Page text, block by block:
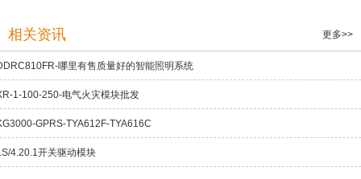
相关资讯 更多>>
哪里有售质量好的智能照明系统
1-100-250-电气火灾模块批发
GPRS-TYA612F-TYA616C
4.20.1开关驱动模块